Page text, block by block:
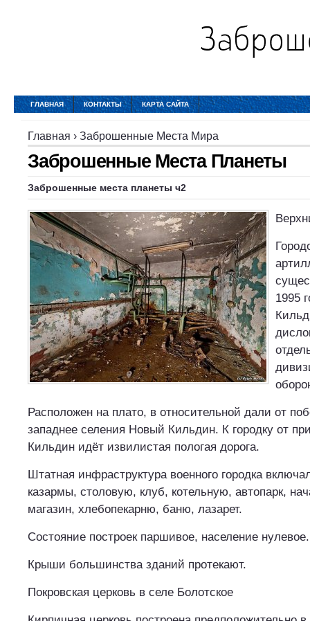
ГЛАВНАЯ КОНТАКТЫ КАРТА САЙТА
Главная › Заброшенные Места Мира
Заброшенные Места Планеты
Заброшенные места планеты ч2
1995
Расположен на плато, в относительной дали от
западнее селения Новый Кильдин. К городку от
Кильдин идёт извилистая пологая дорога.
Штатная инфраструктура военного городка
казармы, столовую, клуб, котельную, автопарк,
магазин, хлебопекарню, баню, лазарет.
Состояние построек паршивое, население нулевое.
Крыши большинства зданий протекают.
Покровская церковь в селе Болотское